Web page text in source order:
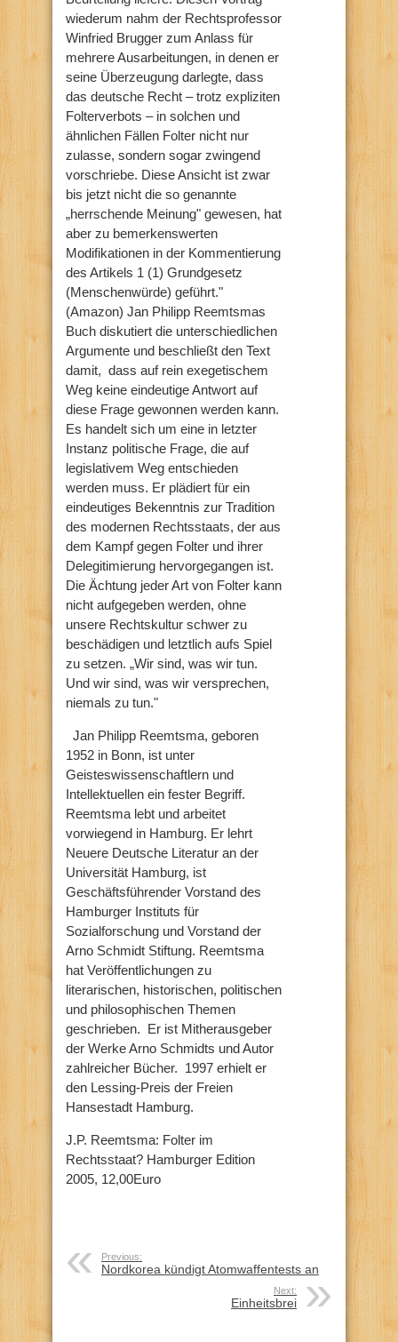
wiederum nahm der Rechtsprofessor
Winfried Brugger zum Anlass für
mehrere Ausarbeitungen, in denen er
seine Überzeugung darlegte, dass
das deutsche Recht – trotz expliziten
Folterverbots – in solchen und
ähnlichen Fällen Folter nicht nur
zulasse, sondern sogar zwingend
vorschriebe. Diese Ansicht ist zwar
bis jetzt nicht die so genannte
„herrschende Meinung" gewesen, hat
aber zu bemerkenswerten
Modifikationen in der Kommentierung
des Artikels 1 (1) Grundgesetz
(Menschenwürde) geführt."
(Amazon) Jan Philipp Reemtsmas
Buch diskutiert die unterschiedlichen
Argumente und beschließt den Text
damit, dass auf rein exegetischem
Weg keine eindeutige Antwort auf
diese Frage gewonnen werden kann.
Es handelt sich um eine in letzter
Instanz politische Frage, die auf
legislativem Weg entschieden
werden muss. Er plädiert für ein
eindeutiges Bekenntnis zur Tradition
des modernen Rechtsstaats, der aus
dem Kampf gegen Folter und ihrer
Delegitimierung hervorgegangen ist.
Die Ächtung jeder Art von Folter kann
nicht aufgegeben werden, ohne
unsere Rechtskultur schwer zu
beschädigen und letztlich aufs Spiel
zu setzen. „Wir sind, was wir tun.
Und wir sind, was wir versprechen,
niemals zu tun."
Jan Philipp Reemtsma, geboren
1952 in Bonn, ist unter
Geisteswissenschaftlern und
Intellektuellen ein fester Begriff.
Reemtsma lebt und arbeitet
vorwiegend in Hamburg. Er lehrt
Neuere Deutsche Literatur an der
Universität Hamburg, ist
Geschäftsführender Vorstand des
Hamburger Instituts für
Sozialforschung und Vorstand der
Arno Schmidt Stiftung. Reemtsma
hat Veröffentlichungen zu
literarischen, historischen, politischen
und philosophischen Themen
geschrieben. Er ist Mitherausgeber
der Werke Arno Schmidts und Autor
zahlreicher Bücher. 1997 erhielt er
den Lessing-Preis der Freien
Hansestadt Hamburg.
J.P. Reemtsma: Folter im
Rechtsstaat? Hamburger Edition
2005, 12,00Euro
Previous:
Nordkorea kündigt Atomwaffentests an
Next:
Einheitsbrei